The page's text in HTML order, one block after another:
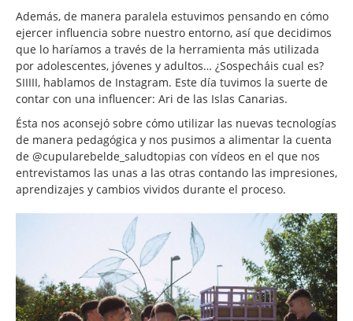
Además, de manera paralela estuvimos pensando en cómo
ejercer influencia sobre nuestro entorno, así que decidimos
que lo haríamos a través de la herramienta más utilizada
por adolescentes, jóvenes y adultos… ¿Sospecháis cual es?
SIIIII, hablamos de Instagram. Este día tuvimos la suerte de
contar con una influencer: Ari de las Islas Canarias.
Ésta nos aconsejó sobre cómo utilizar las nuevas tecnologías
de manera pedagógica y nos pusimos a alimentar la cuenta
de @cupularebelde_saludtopias con vídeos en el que nos
entrevistamos las unas a las otras contando las impresiones,
aprendizajes y cambios vividos durante el proceso.